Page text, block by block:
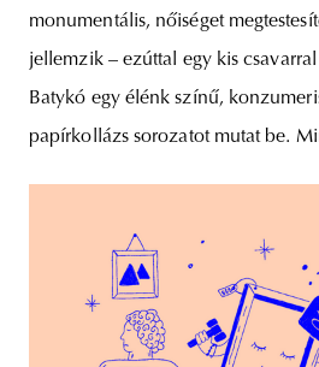
monumentális, nőiséget
jellemzik – ezúttal egy kis
Batykó egy élénk színű,
papírkollázs sorozatot mutat be.